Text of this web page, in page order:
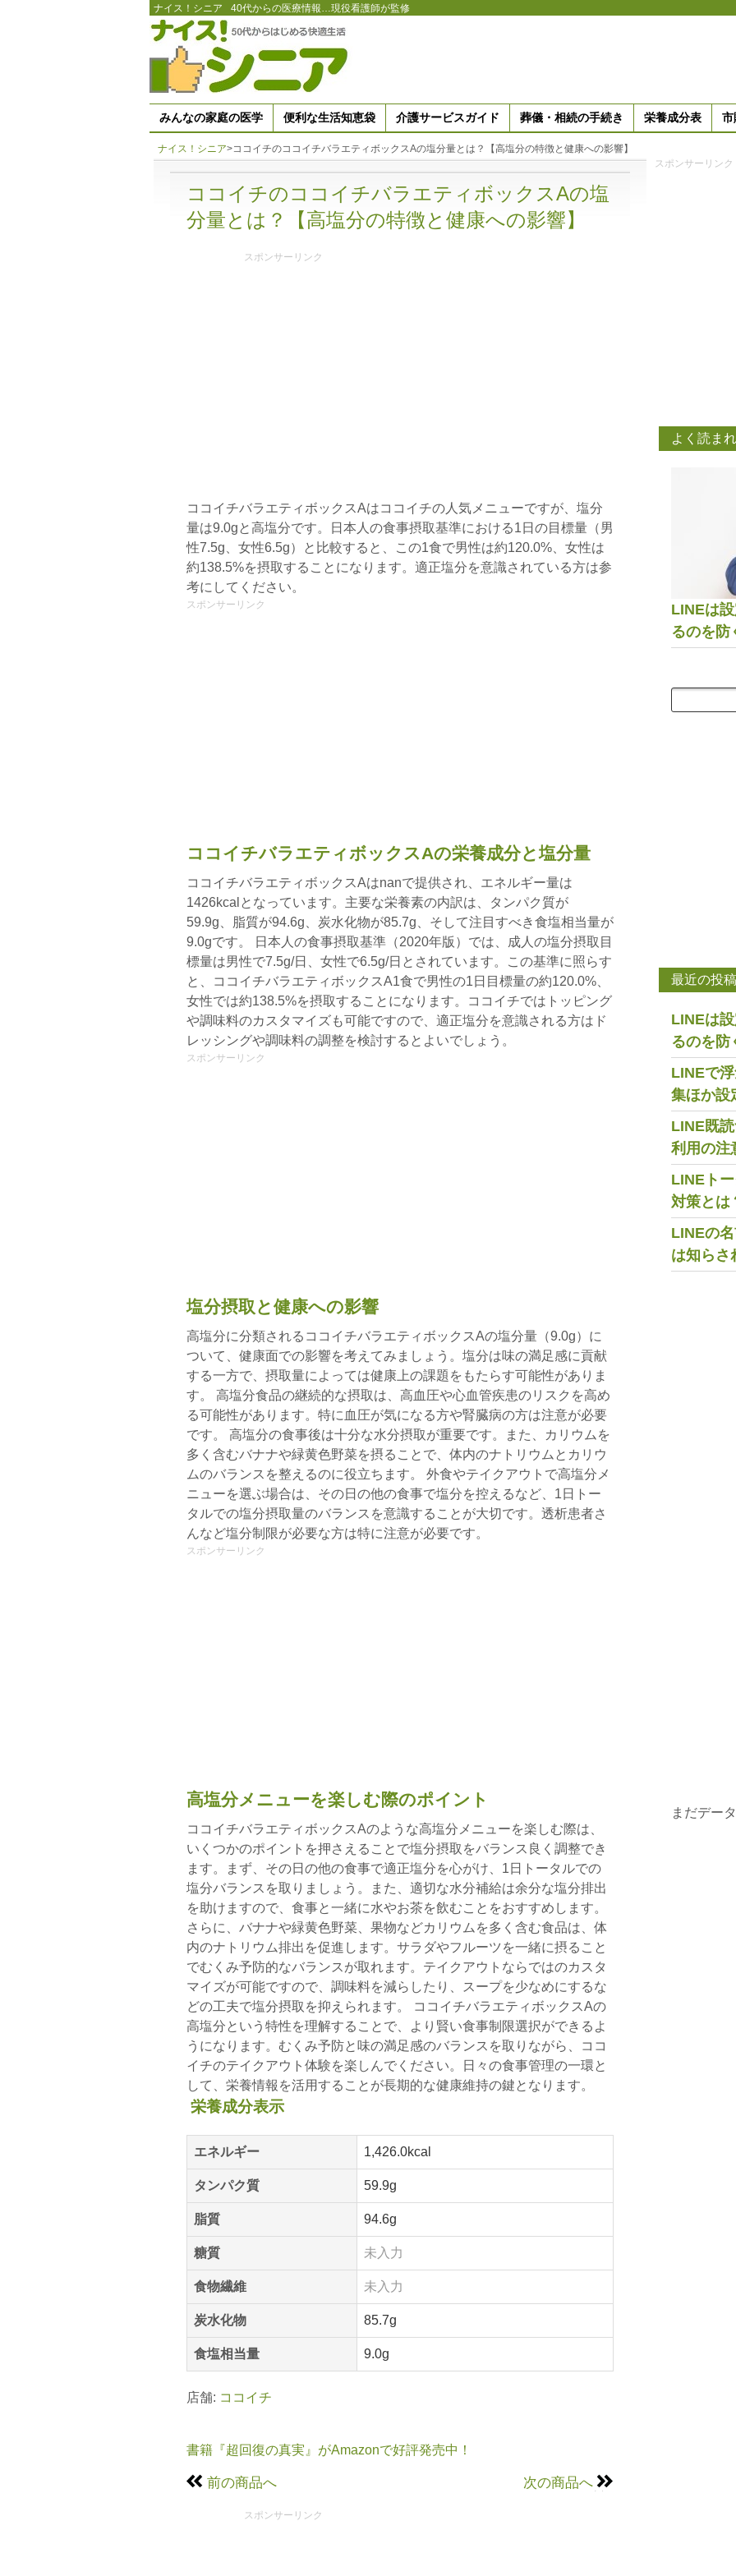
ナイス！シニア 40代からの医療情報…現役看護師が監修
みんなの家庭の医学 便利な生活知恵袋 介護サービスガイド 葬儀・相続の手続き 栄養成分表 市
ナイス！シニア>ココイチのココイチバラエティボックスAの塩分量とは？【高塩分の特徴と健康への影響】
ココイチのココイチバラエティボックスAの塩
分量とは？【高塩分の特徴と健康への影響】
スポンサーリンク
ココイチバラエティボックスAはココイチの人気メニューですが、塩分
量は9.0gと高塩分です。日本人の食事摂取基準における1日の目標量（男
性7.5g、女性6.5g）と比較すると、この1食で男性は約120.0%、女性は
約138.5%を摂取することになります。適正塩分を意識されている方は参
考にしてください。
スポンサーリンク
ココイチバラエティボックスAの栄養成分と塩分量
ココイチバラエティボックスAはnanで提供され、エネルギー量は
1426kcalとなっています。主要な栄養素の内訳は、タンパク質が
59.9g、脂質が94.6g、炭水化物が85.7g、そして注目すべき食塩相当量が
9.0gです。 日本人の食事摂取基準（2020年版）では、成人の塩分摂取目
標量は男性で7.5g/日、女性で6.5g/日とされています。この基準に照らす
と、ココイチバラエティボックスA1食で男性の1日目標量の約120.0%、
女性では約138.5%を摂取することになります。ココイチではトッピング
や調味料のカスタマイズも可能ですので、適正塩分を意識される方はド
レッシングや調味料の調整を検討するとよいでしょう。
スポンサーリンク
塩分摂取と健康への影響
高塩分に分類されるココイチバラエティボックスAの塩分量（9.0g）に
ついて、健康面での影響を考えてみましょう。塩分は味の満足感に貢献
する一方で、摂取量によっては健康上の課題をもたらす可能性がありま
す。 高塩分食品の継続的な摂取は、高血圧や心血管疾患のリスクを高め
る可能性があります。特に血圧が気になる方や腎臓病の方は注意が必要
です。 高塩分の食事後は十分な水分摂取が重要です。また、カリウムを
多く含むバナナや緑黄色野菜を摂ることで、体内のナトリウムとカリウ
ムのバランスを整えるのに役立ちます。 外食やテイクアウトで高塩分メ
ニューを選ぶ場合は、その日の他の食事で塩分を控えるなど、1日トー
タルでの塩分摂取量のバランスを意識することが大切です。透析患者さ
んなど塩分制限が必要な方は特に注意が必要です。
スポンサーリンク
高塩分メニューを楽しむ際のポイント
ココイチバラエティボックスAのような高塩分メニューを楽しむ際は、
いくつかのポイントを押さえることで塩分摂取をバランス良く調整でき
ます。まず、その日の他の食事で適正塩分を心がけ、1日トータルでの
塩分バランスを取りましょう。また、適切な水分補給は余分な塩分排出
を助けますので、食事と一緒に水やお茶を飲むことをおすすめします。
さらに、バナナや緑黄色野菜、果物などカリウムを多く含む食品は、体
内のナトリウム排出を促進します。サラダやフルーツを一緒に摂ること
でむくみ予防的なバランスが取れます。テイクアウトならではのカスタ
マイズが可能ですので、調味料を減らしたり、スープを少なめにするな
どの工夫で塩分摂取を抑えられます。 ココイチバラエティボックスAの
高塩分という特性を理解することで、より賢い食事制限選択ができるよ
うになります。むくみ予防と味の満足感のバランスを取りながら、ココ
イチのテイクアウト体験を楽しんでください。日々の食事管理の一環と
して、栄養情報を活用することが長期的な健康維持の鍵となります。
栄養成分表示
エネルギー 1,426.0kcal
タンパク質 59.9g
脂質 94.6g
糖質 未入力
食物繊維 未入力
炭水化物 85.7g
食塩相当量 9.0g
店舗: ココイチ
書籍『超回復の真実』がAmazonで好評発売中！
前の商品へ 次の商品へ
スポンサーリンク
スポンサーリンク
よく読ま
LINEは
るのを防
最近の投稿
LINEは
るのを防
LINEで
集ほか設
LINE既
利用の注
LINEト
対策とは
LINEの
は知らさ
まだデー